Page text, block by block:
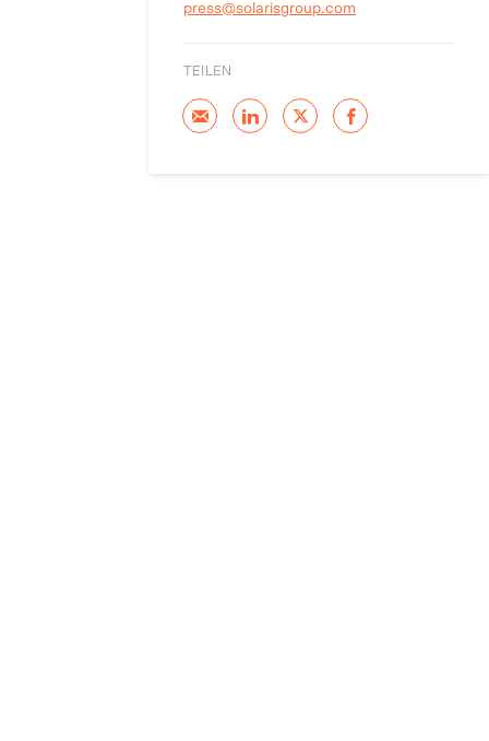
press@solarisgroup.com
TEILEN